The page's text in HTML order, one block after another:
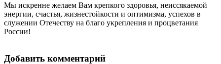
Мы искренне желаем Вам крепкого здоровья, неиссякаемой
энергии, счастья, жизнестойкости и оптимизма, успехов в
служении Отечеству на благо укрепления и процветания
России!
Добавить комментарий